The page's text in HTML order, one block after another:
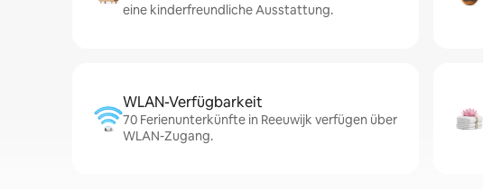
eine kinderfreundliche Ausstattung.
WLAN-Verfügbarkeit
70 Ferienunterkünfte in Reeuwijk verfügen über
WLAN-Zugang.